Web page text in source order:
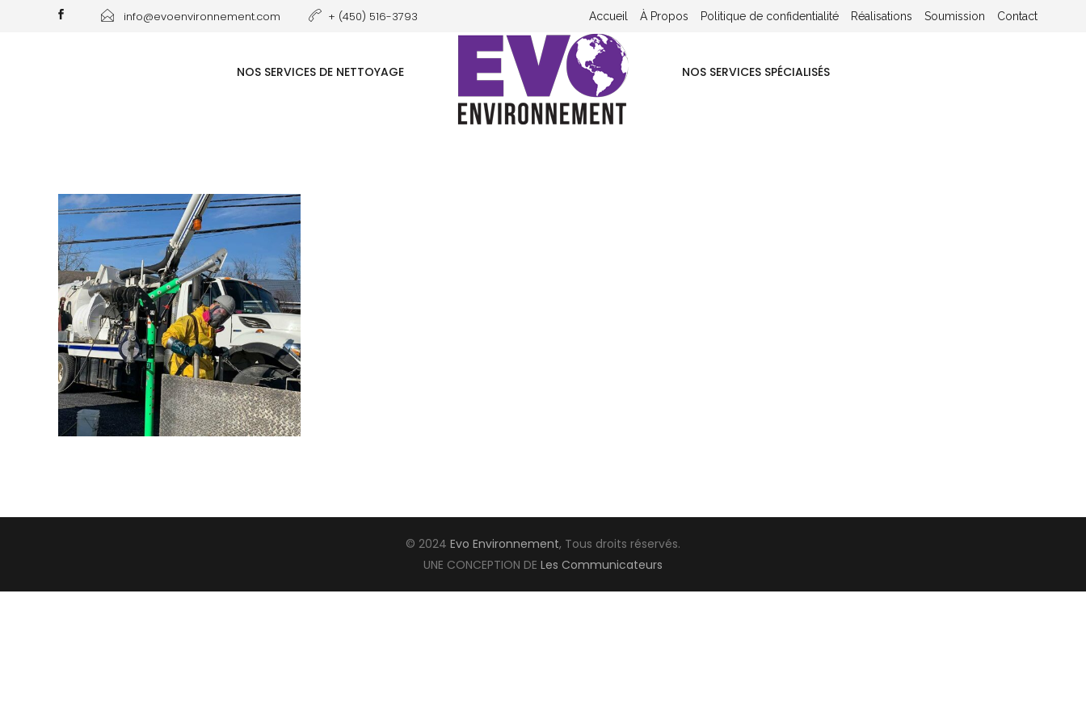
info@evoenvironnement.com + (450) 516-3793 Accueil À Propos Politique de confidentialité Réalisations Soumission Contact
NOS SERVICES DE NETTOYAGE NOS SERVICES SPÉCIALISÉS
STATION POMPAGE +
ESPACE CLOS
POMPAGE
© 2024 Evo Environnement, Tous droits réservés.
UNE CONCEPTION DE Les Communicateurs